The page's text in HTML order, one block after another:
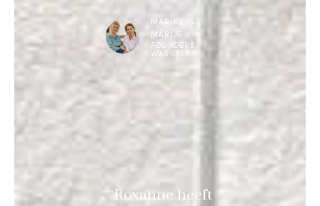
MARIKE &
MARIJE
FOUNDERS
WASGELUK
“Roxanne heeft